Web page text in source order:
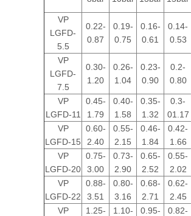
VP
LGFD-
5.5
0.22-
0.87
0.19-
0.75
0.16-
0.61
0.14-
0.53
VP
LGFD-
7.5
0.30-
1.20
0.26-
1.04
0.23-
0.90
0.2-
0.80
VP
LGFD-11
0.45-
1.79
0.40-
1.58
0.35-
1.32
0.3-
01.17
VP
LGFD-15
0.60-
2.40
0.55-
2.15
0.46-
1.84
0.42-
1.66
VP
LGFD-20
0.75-
3.00
0.73-
2.90
0.65-
2.52
0.55-
2.02
VP
LGFD-22
0.88-
3.51
0.80-
3.16
0.68-
2.71
0.62-
2.45
VP
1.25-
1.10-
0.95-
0.82-